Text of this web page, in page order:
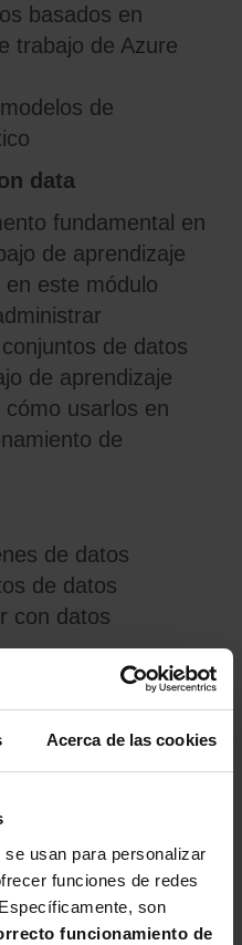
Acerca de las cookies
usan para personalizar
funciones de redes
son
funcionamiento de
basados en
trabajo de Azure
de
data
fundamental en
de aprendizaje
este módulo
de datos
de aprendizaje
usarlos en
de
de datos
de datos
con datos
de datos
de la nube es
los recursos
usarlos para
aprendizaje